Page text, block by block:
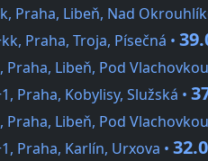
Praha, Libeň, Nad
Praha, Troja, Písečná •
Praha, Libeň, Pod
Praha, Kobylisy, Služská •
Praha, Libeň, Pod
Praha, Karlín, Urxova •